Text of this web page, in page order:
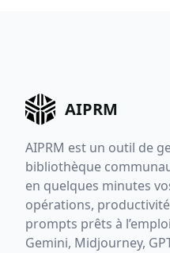
AIPRM
AIPRM est un outil de
bibliothèque
en quelques minutes
opérations,
prompts prêts à
Gemini, Midjourney,